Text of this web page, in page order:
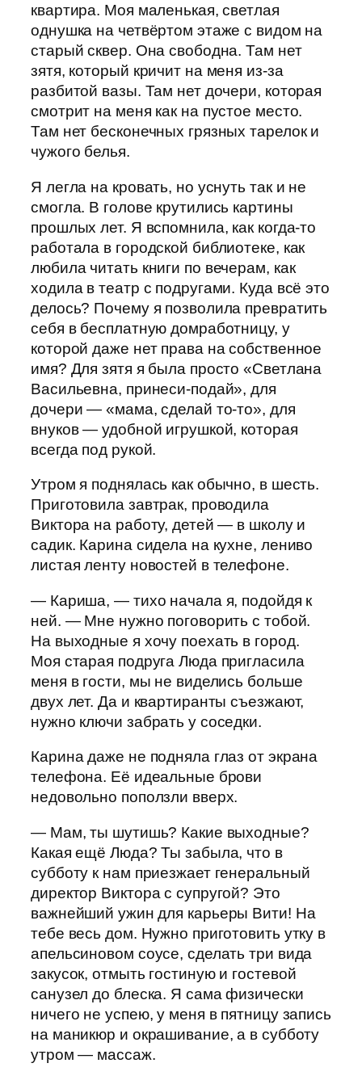
квартира. Моя маленькая, светлая
однушка на четвёртом этаже с видом на
старый сквер. Она свободна. Там нет
зятя, который кричит на меня из-за
разбитой вазы. Там нет дочери, которая
смотрит на меня как на пустое место.
Там нет бесконечных грязных тарелок и
чужого белья.
Я легла на кровать, но уснуть так и не
смогла. В голове крутились картины
прошлых лет. Я вспомнила, как когда-то
работала в городской библиотеке, как
любила читать книги по вечерам, как
ходила в театр с подругами. Куда всё это
делось? Почему я позволила превратить
себя в бесплатную домработницу, у
которой даже нет права на собственное
имя? Для зятя я была просто «Светлана
Васильевна, принеси-подай», для
дочери — «мама, сделай то-то», для
внуков — удобной игрушкой, которая
всегда под рукой.
Утром я поднялась как обычно, в шесть.
Приготовила завтрак, проводила
Виктора на работу, детей — в школу и
садик. Карина сидела на кухне, лениво
листая ленту новостей в телефоне.
— Кариша, — тихо начала я, подойдя к
ней. — Мне нужно поговорить с тобой.
На выходные я хочу поехать в город.
Моя старая подруга Люда пригласила
меня в гости, мы не виделись больше
двух лет. Да и квартиранты съезжают,
нужно ключи забрать у соседки.
Карина даже не подняла глаз от экрана
телефона. Её идеальные брови
недовольно поползли вверх.
— Мам, ты шутишь? Какие выходные?
Какая ещё Люда? Ты забыла, что в
субботу к нам приезжает генеральный
директор Виктора с супругой? Это
важнейший ужин для карьеры Вити! На
тебе весь дом. Нужно приготовить утку в
апельсиновом соусе, сделать три вида
закусок, отмыть гостиную и гостевой
санузел до блеска. Я сама физически
ничего не успею, у меня в пятницу запись
на маникюр и окрашивание, а в субботу
утром — массаж.